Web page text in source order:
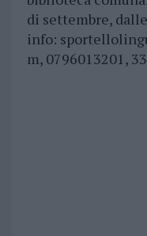
di settembre,
info:
m, 0796013201,